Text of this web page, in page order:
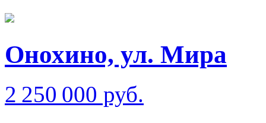
Онохино, ул. Мира
2 250 000 руб.